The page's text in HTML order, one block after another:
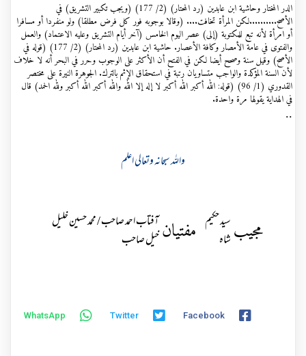
الدر المختار وحاشية ابن عابدين (رد المحتار) (2/ 177) (ويجب تكبير التشريق) في
الأصح..........لكن المرأة تخافت.... (وقالا بوجوبه فور كل فرض مطلقا) ولو منفردا أو مسافرا
أو امرأة لأنه تبع للمكتوبة (إلى) عصر اليوم الخامس (آخر أيام التشريق وعليه الاعتماد) والعمل
والفتوى في عامة الأمصار وكافة الأعصار. حاشية ابن عابدين (رد المحتار) (2/ 177) (قوله في
الأصح) وقيل سنة وصحح أيضا لكن في الفتح أن الأكثر على الوجوب وحرر في البحر أنه لا خلاف
لأن السنة المؤكدة والواجب متساويان رتبة في استحقاق الإثم بالترك. الجوهرة النيرة على مختصر
القدوري (1/ 96) (قوله: الله أكبر الله أكبر لا إله إلا الله والله أكبر الله أكبر ولله الحمد) قال
في الهداية يقولها مرة واحدة.
..
واللہ سبحانہ وتعالی اعلم
مجیب سید حکیم
شاہ
مفتیانآفتاب احمد صاحب / محمد حسین خلیل
خیل صاحب
Facebook
Twitter
WhatsApp